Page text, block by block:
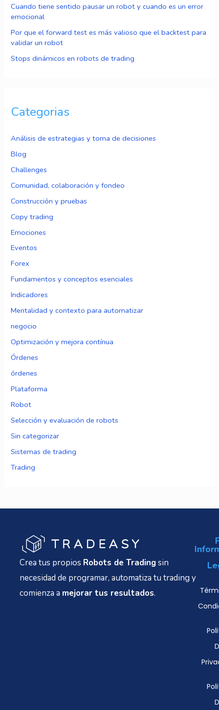
Cuando tiene sentido pausar un robot y cuando es un error
emocional
Por que el forward test es más valioso que el backtest para
validar un robot
Stops dinámicos en robots de trading
Categorias
Análisis de estrategias y toma de decisiones
Blog
Challenges
Comunidad, colaboración y fondeo
Construcción y pruebas
Copy trading
Emociones
Eventos
Forex
Fundamentos y conceptos esenciales
Indicadores
Mentalidad y contexto para automatizar
negocio
Optimización y mejora contínua
Órdenes
órdenes
Plataforma
Robot
Selección y evaluación de robots
Sin categorizar
Sistemas de trading
Trading
Crea tus propios Robots de Tradingsin
necesidad de programar, automatiza tu trading y
comienza a mejorar tus resultados.